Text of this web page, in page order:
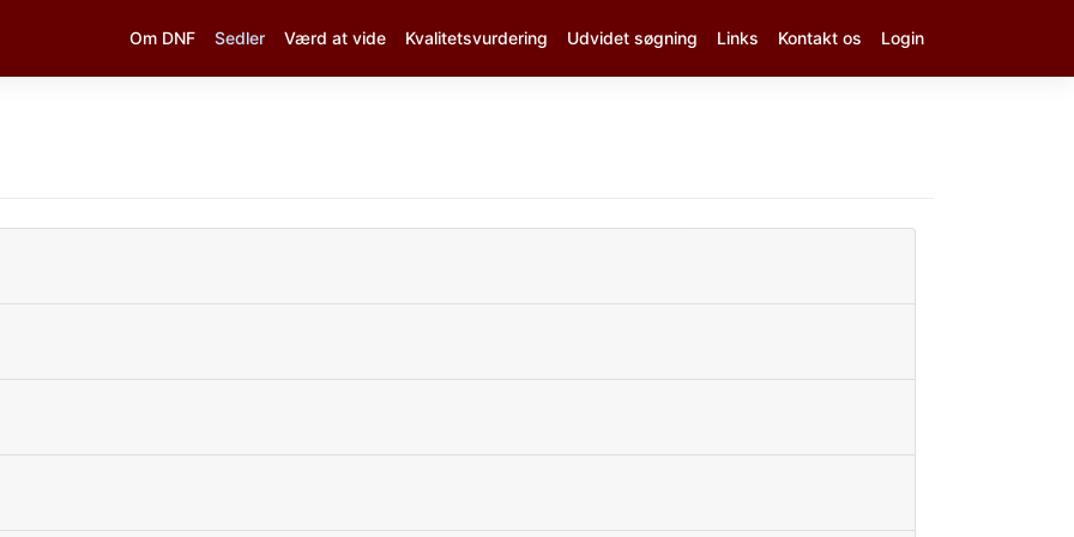
Om DNF Sedler Værd at vide Kvalitetsvurdering Udvidet søgning Links Kontakt os Login